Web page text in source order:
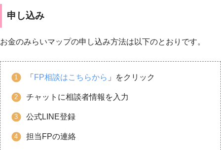
申し込み
お金のみらいマップの申し込み方法は以下のとおりです。
「 FP相談はこちらから 」をクリック
チャットに相談者情報を入力
公式LINE登録
担当FPの連絡